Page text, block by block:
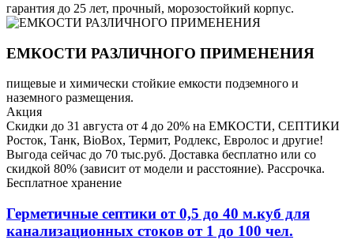
гарантия до 25 лет, прочный, морозостойкий корпус.
ЕМКОСТИ РАЗЛИЧНОГО ПРИМЕНЕНИЯ
пищевые и химически стойкие емкости подземного и
наземного размещения.
Акция
Скидки до 31 августа от 4 до 20% на ЕМКОСТИ, СЕПТИКИ
Росток, Танк, BioBox, Термит, Родлекс, Евролос и другие!
Выгода сейчас до 70 тыс.руб. Доставка бесплатно или со
скидкой 80% (зависит от модели и расстояние). Рассрочка.
Бесплатное хранение
Герметичные септики от 0,5 до 40 м.куб для
канализационных стоков от 1 до 100 чел.